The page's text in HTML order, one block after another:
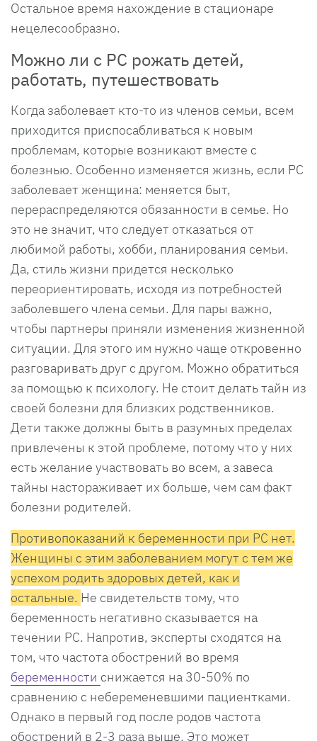
Остальное время нахождение в стационаре
нецелесообразно.
Можно ли с РС рожать детей,
работать, путешествовать
Когда заболевает кто-то из членов семьи, всем
приходится приспосабливаться к новым
проблемам, которые возникают вместе с
болезнью. Особенно изменяется жизнь, если РС
заболевает женщина: меняется быт,
перераспределяются обязанности в семье. Но
это не значит, что следует отказаться от
любимой работы, хобби, планирования семьи.
Да, стиль жизни придется несколько
переориентировать, исходя из потребностей
заболевшего члена семьи. Для пары важно,
чтобы партнеры приняли изменения жизненной
ситуации. Для этого им нужно чаще откровенно
разговаривать друг с другом. Можно обратиться
за помощью к психологу. Не стоит делать тайн из
своей болезни для близких родственников.
Дети также должны быть в разумных пределах
привлечены к этой проблеме, потому что у них
есть желание участвовать во всем, а завеса
тайны настораживает их больше, чем сам факт
болезни родителей.
Противопоказаний к беременности при РС нет.
Женщины с этим заболеванием могут с тем же
успехом родить здоровых детей, как и
остальные. Не свидетельств тому, что
беременность негативно сказывается на
течении РС. Напротив, эксперты сходятся на
том, что частота обострений во время
беременности снижается на 30-50% по
сравнению с небеременевшими пациентками.
Однако в первый год после родов частота
обострений в 2-3 раза выше. Это может